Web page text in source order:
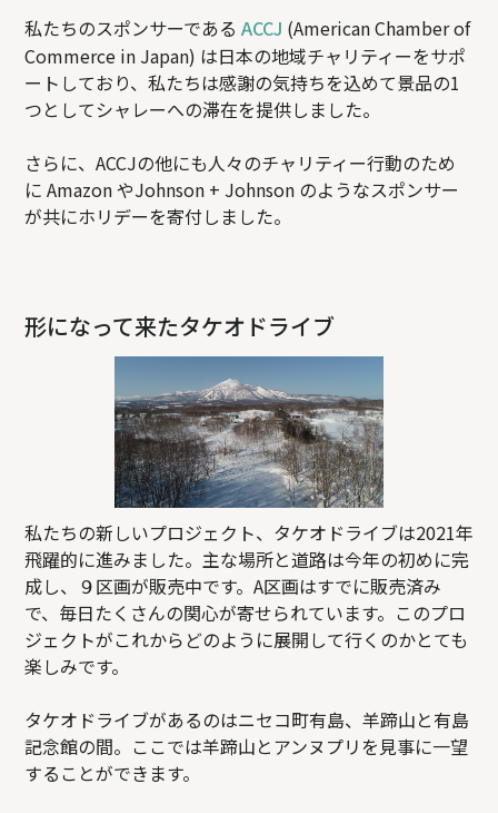
私たちのスポンサーである ACCJ (American Chamber of
Commerce in Japan) は日本の地域チャリティーをサポ
ートしており、私たちは感謝の気持ちを込めて景品の1
つとしてシャレーへの滞在を提供しました。
さらに、ACCJの他にも人々のチャリティー行動のため
に Amazon やJohnson + Johnson のようなスポンサー
が共にホリデーを寄付しました。
形になって来たタケオドライブ
私たちの新しいプロジェクト、タケオドライブは2021年
飛躍的に進みました。主な場所と道路は今年の初めに完
成し、９区画が販売中です。A区画はすでに販売済み
で、毎日たくさんの関心が寄せられています。このプロ
ジェクトがこれからどのように展開して行くのかとても
楽しみです。
タケオドライブがあるのはニセコ町有島、羊蹄山と有島
記念館の間。ここでは羊蹄山とアンヌプリを見事に一望
することができます。